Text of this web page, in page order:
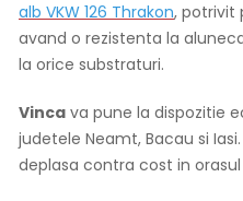
alb VKW 126 Thrakon, potrivit
avand o rezistenta la
la orice substraturi.
Vinca va pune la dispozitie
judetele Neamt, Bacau si
deplasa contra cost in